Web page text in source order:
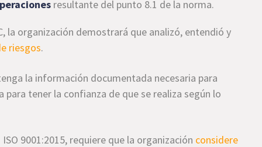
resultante del punto 8.1 de la norma.
la organización demostrará que analizó, entendió y
riesgos.
la información documentada necesaria para
tener la confianza de que se realiza según lo
9001:2015, requiere que la organización considere